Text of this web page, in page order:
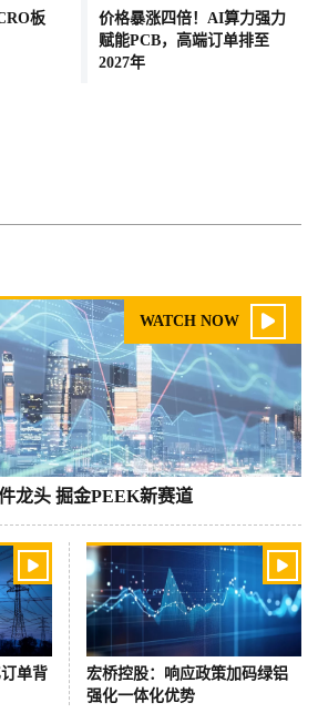
板
价格暴涨四倍！AI算力强力
赋能PCB，高端订单排至
2027年
WATCH NOW 
龙头 掘金PEEK新赛道

单背

宏桥控股：响应政策加码绿铝
强化一体化优势